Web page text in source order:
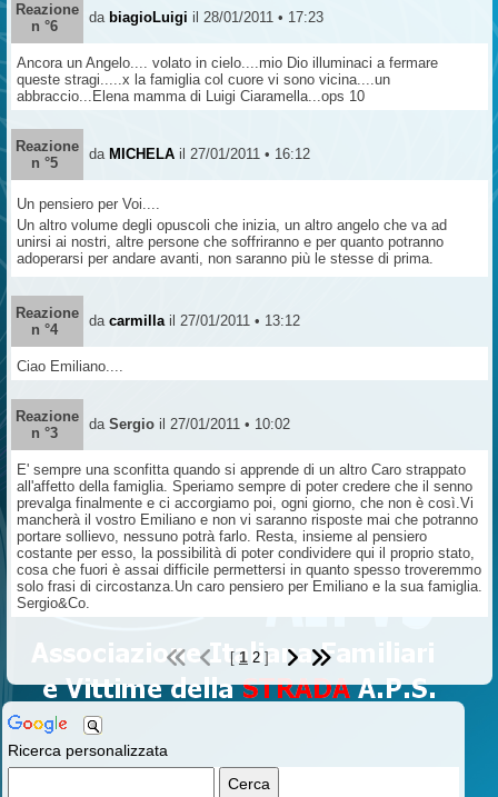
Ricerca personalizzata
Reazione
n °6
da biagioLuigi il 28/01/2011 • 17:23
Ancora un Angelo.... volato in cielo....mio Dio illuminaci a fermare
queste stragi.....x la famiglia col cuore vi sono vicina....un
abbraccio...Elena mamma di Luigi Ciaramella...ops 10
Reazione
n °5
da MICHELA il 27/01/2011 • 16:12
Un pensiero per Voi....
Un altro volume degli opuscoli che inizia, un altro angelo che va ad
unirsi ai nostri, altre persone che soffriranno e per quanto potranno
adoperarsi per andare avanti, non saranno più le stesse di prima.
Reazione
n °4
da carmilla il 27/01/2011 • 13:12
Ciao Emiliano....
Reazione
n °3
da Sergioil 27/01/2011 • 10:02
E' sempre una sconfitta quando si apprende di un altro Caro strappato
all'affetto della famiglia. Speriamo sempre di poter credere che il senno
prevalga finalmente e ci accorgiamo poi, ogni giorno, che non è così.Vi
mancherà il vostro Emiliano e non vi saranno risposte mai che potranno
portare sollievo, nessuno potrà farlo. Resta, insieme al pensiero
costante per esso, la possibilità di poter condividere qui il proprio stato,
cosa che fuori è assai difficile permettersi in quanto spesso troveremmo
solo frasi di circostanza.Un caro pensiero per Emiliano e la sua famiglia.
Sergio&Co.
[1 2 ]